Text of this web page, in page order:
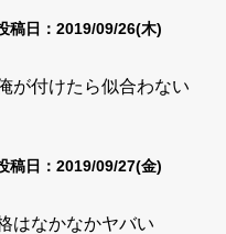
稿日：2019/09/26(木)
が付けたら似合わない
稿日：2019/09/27(金)
はなかなかヤバい